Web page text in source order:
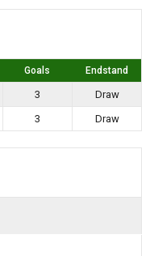
Goals Endstand
3
Draw
3 Draw